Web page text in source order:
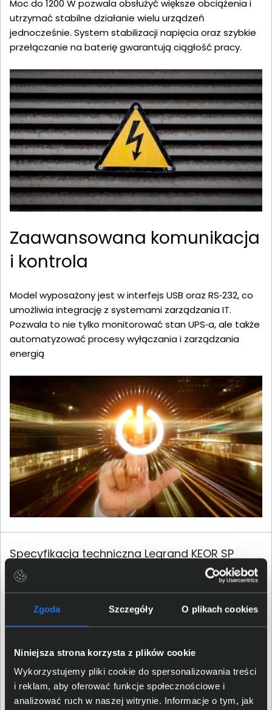
Zgoda Szczegóły O plikach cookies
Niniejsza strona korzysta z plików cookie
Wykorzystujemy pliki cookie do spersonalizowania treści
i reklam, aby oferować funkcje społecznościowe i
analizować ruch w naszej witrynie. Informacje o tym, jak
Moc do 1200 W pozwala obsłużyć większe obciążenia i
utrzymać stabilne działanie wielu urządzeń
jednocześnie. System stabilizacji napięcia oraz szybkie
przełączanie na baterię gwarantują ciągłość pracy.
Zaawansowana komunikacja
i kontrola
Model wyposażony jest w interfejs USB oraz RS‑232, co
umożliwia integrację z systemami zarządzania IT.
Pozwala to nie tylko monitorować stan UPS‑a, ale także
automatyzować procesy wyłączania i zarządzania
energią
Specyfikacja techniczna Legrand KEOR SP
2000
Produkt
Producent Legrand
Rodzina produktu KEOR
Seria produktu KEOR SP